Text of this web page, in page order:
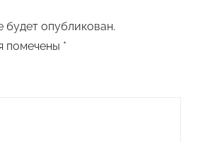
опубликован.
помечены *